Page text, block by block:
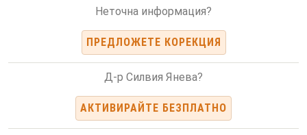
Неточна информация?
ПРЕДЛОЖЕТЕ КОРЕКЦИЯ
Д-р Силвия Янева?
АКТИВИРАЙТЕ БЕЗПЛАТНО